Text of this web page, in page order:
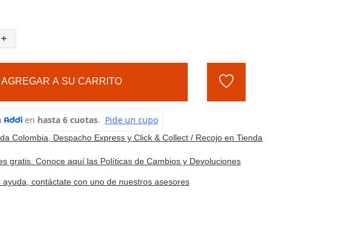
＋
AGREGAR A SU CARRITO
Colombia, Despacho Express y Click & Collect / Recojo en Tienda
gratis. Conoce aquí las Políticas de Cambios y Devoluciones
ayuda, contáctate con uno de nuestros asesores